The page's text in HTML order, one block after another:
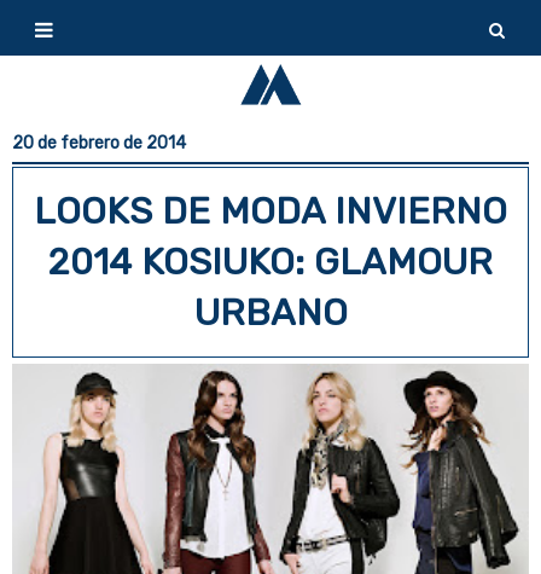
20 de febrero de 2014
LOOKS DE MODA INVIERNO
2014 KOSIUKO: GLAMOUR
URBANO